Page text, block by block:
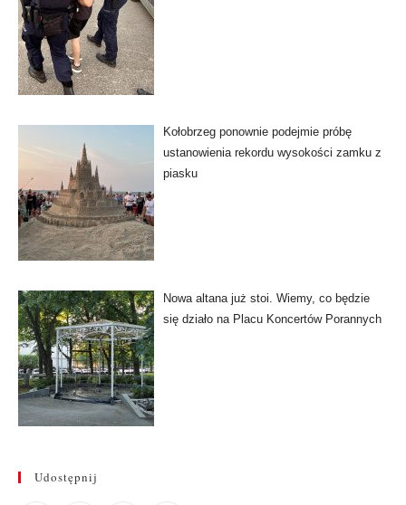
Kołobrzeg ponownie podejmie próbę
ustanowienia rekordu wysokości zamku z
piasku
Nowa altana już stoi. Wiemy, co będzie
się działo na Placu Koncertów Porannych
Udostępnij